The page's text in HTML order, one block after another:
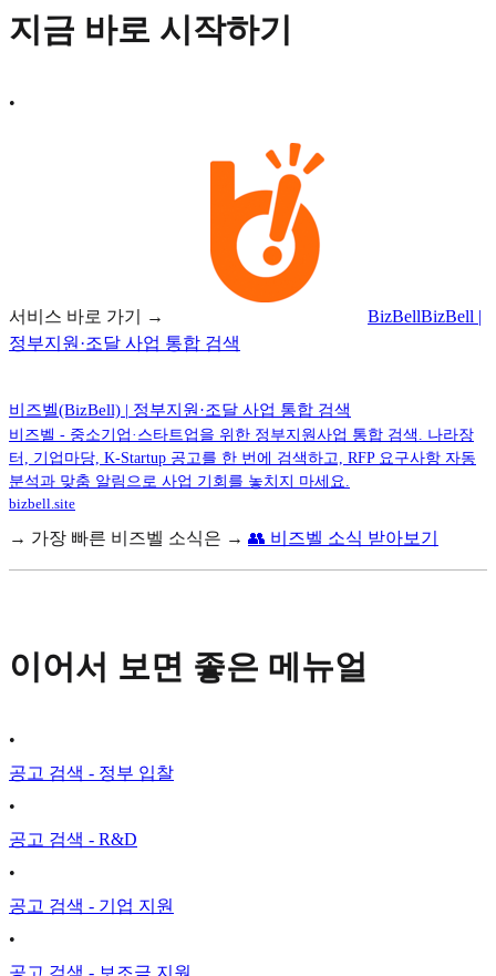
지금 바로 시작하기
•
서비스 바로 가기 → BizBellBizBell |
정부지원·조달 사업 통합 검색
비즈벨(BizBell) | 정부지원·조달 사업 통합 검색
비즈벨 - 중소기업·스타트업을 위한 정부지원사업 통합 검색. 나라장
터, 기업마당, K-Startup 공고를 한 번에 검색하고, RFP 요구사항 자동
분석과 맞춤 알림으로 사업 기회를 놓치지 마세요.
bizbell.site
→ 가장 빠른 비즈벨 소식은 → 👥 비즈벨 소식 받아보기
이어서 보면 좋은 메뉴얼
•
공고 검색 - 정부 입찰
•
공고 검색 - R&D
•
공고 검색 - 기업 지원
•